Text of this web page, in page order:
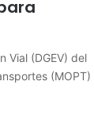
Vial (DGEV) del
(MOPT)